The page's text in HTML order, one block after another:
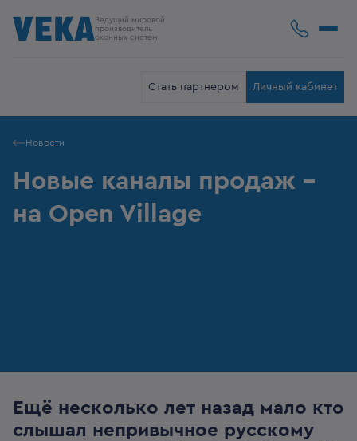
Ведущий мировой
производитель
оконных систем
Стать партнером Личный кабинет
Новости
Новые каналы продаж –
на Open Village
Ещё несколько лет назад мало кто
слышал непривычное русскому